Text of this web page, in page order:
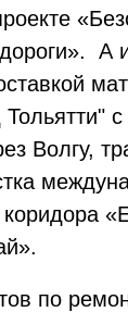
А
Волгу,
коридора
по